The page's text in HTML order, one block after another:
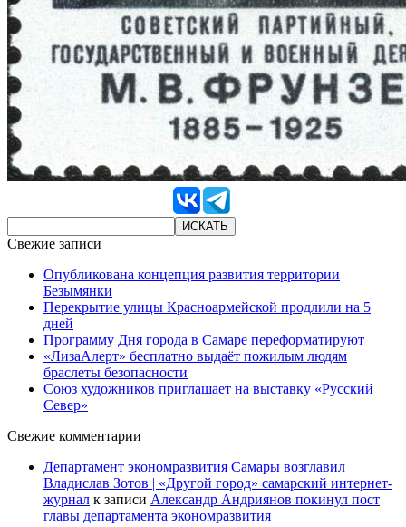
Свежие записи
Опубликована концепция развития территории
Безымянки
Перекрытие улицы Красноармейской продлили на 5
дней
Программу Дня города в Самаре переформатируют
«ЛизаАлерт» бесплатно выдаёт пожилым людям
браслеты безопасности
Союз художников приглашает на выставку «Русский
Север»
Свежие комментарии
Департамент экономразвития Самары возглавил
Владислав Зотов | «Другой город» самарский интернет-
журнал к записи Александр Андриянов покинул пост
главы департамента экономразвития